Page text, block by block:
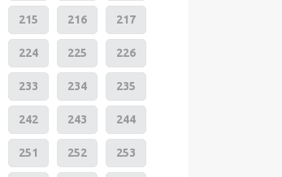
215 216 217
224 225 226
233 234 235
242 243 244
251 252 253